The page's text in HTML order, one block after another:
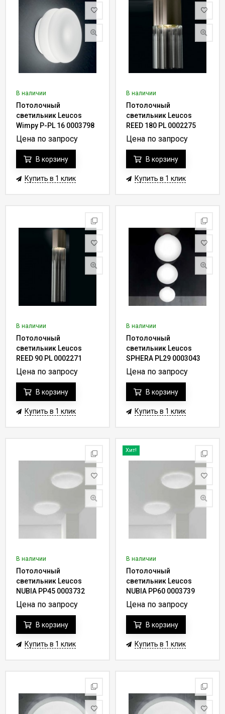
В наличии
Потолочный
светильник Leucos
Wimpy P-PL 16 0003798
Цена по запросу
В корзину
Купить в 1 клик
В наличии
Потолочный
светильник Leucos
REED 180 PL 0002275
Цена по запросу
В корзину
Купить в 1 клик
В наличии
Потолочный
светильник Leucos
REED 90 PL 0002271
Цена по запросу
В корзину
Купить в 1 клик
В наличии
Потолочный
светильник Leucos
SPHERA PL29 0003043
Цена по запросу
В корзину
Купить в 1 клик
В наличии
Потолочный
светильник Leucos
NUBIA PP45 0003732
Цена по запросу
В корзину
Купить в 1 клик
Хит!
В наличии
Потолочный
светильник Leucos
NUBIA PP60 0003739
Цена по запросу
В корзину
Купить в 1 клик